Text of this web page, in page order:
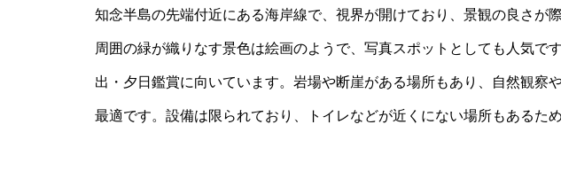
知念半島の先端付近にある海岸線で、視界が開けており、景観の良さが
周囲の緑が織りなす景色は絵画のようで、写真スポットとしても人気で
出・夕日鑑賞に向いています。岩場や断崖がある場所もあり、自然観察
最適です。設備は限られており、トイレなどが近くにない場所もあるた